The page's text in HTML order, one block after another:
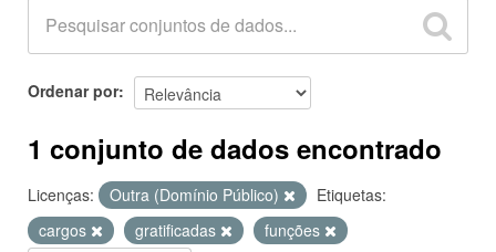
Ordenar por
1 conjunto de dados encontrado
Licenças: Outra (Domínio Público)
Etiquetas:
cargos
gratificadas
funções